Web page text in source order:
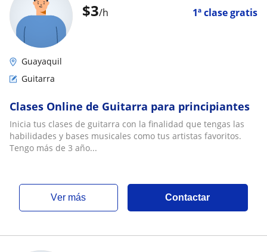
$3/h 1ª clase gratis
Guayaquil
Guitarra
Clases Online de Guitarra para principiantes
Inicia tus clases de guitarra con la finalidad que tengas las
habilidades y bases musicales como tus artistas favoritos.
Tengo más de 3 año...
ver más Contactar